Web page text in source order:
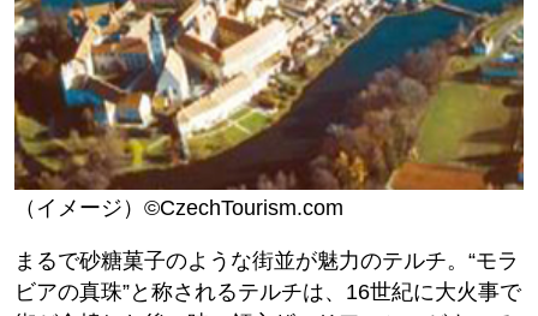
（イメージ）©CzechTourism.com
まるで砂糖菓子のような街並が魅力のテルチ。“モラ
ビアの真珠”と称されるテルチは、16世紀に大火事で